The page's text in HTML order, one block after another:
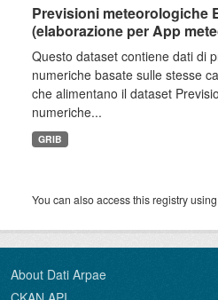
Previsioni meteorologiche
(elaborazione per App
Questo dataset contiene dati di
numeriche basate sulle stesse
che alimentano il dataset
numeriche...
GRIB
You can also access this registry
About Dati Arpae